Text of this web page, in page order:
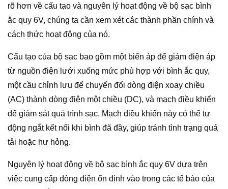
rõ hơn về cấu tạo và nguyên lý hoạt động về bộ sạc bình
ắc quy 6V, chúng ta cần xem xét các thành phần chính và
cách thức hoạt động của nó.
Cấu tạo của bộ sạc bao gồm một biến áp để giảm điện áp
từ nguồn điện lưới xuống mức phù hợp với bình ắc quy,
một cầu chỉnh lưu để chuyển đổi dòng điện xoay chiều
(AC) thành dòng điện một chiều (DC), và mạch điều khiển
để giám sát quá trình sạc. Mạch điều khiển này có thể tự
động ngắt kết nối khi bình đã đầy, giúp tránh tình trạng quá
tải hoặc hư hỏng.
Nguyên lý hoạt động về bộ sạc bình ắc quy 6V dựa trên
việc cung cấp dòng điện ổn định vào trong các tế bào của